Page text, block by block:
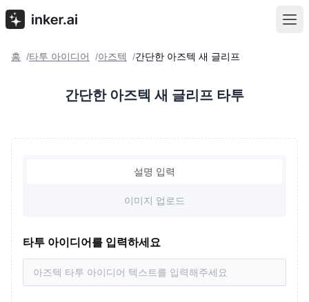
홈 /타투 아이디어 /아즈텍 /간단한 아즈텍 새 글리프
간단한 아즈텍 새 글리프 타투
설명 입력
이미지 업로드
타투 아이디어를 입력하세요